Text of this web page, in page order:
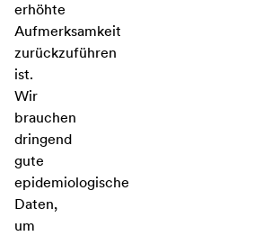
erhöhte
Aufmerksamkeit
zurückzuführen
ist.
Wir
brauchen
dringend
gute
epidemiologische
Daten,
um